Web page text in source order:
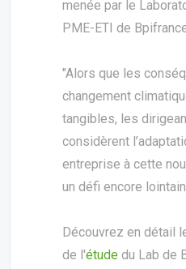
menée par le
PME-ETI de
"Alors que les
changement
tangibles, les
considèrent
entreprise à cette
un défi encore
Découvrez en détail
de l'étude du Lab de